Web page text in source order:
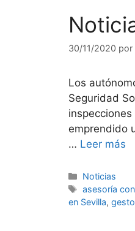
30/11/2020 por
Los
Seguridad
emprendido
… Leer más
Categorías
Noticias
Etiquetas
asesoría
en Sevilla,